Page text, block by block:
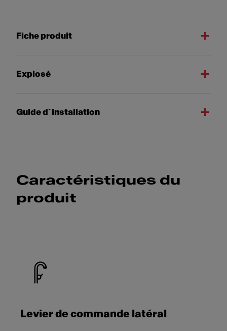
Fiche produit
Explosé
Guide d´installation
Caractéristiques du
produit
Levier de commande latéral